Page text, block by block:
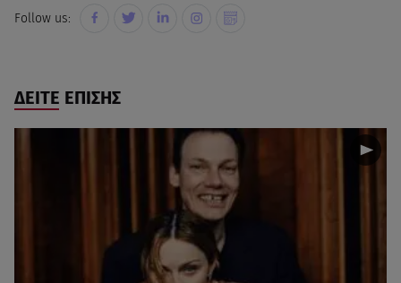
Follow us:
ΔΕΙΤΕ ΕΠΙΣΗΣ